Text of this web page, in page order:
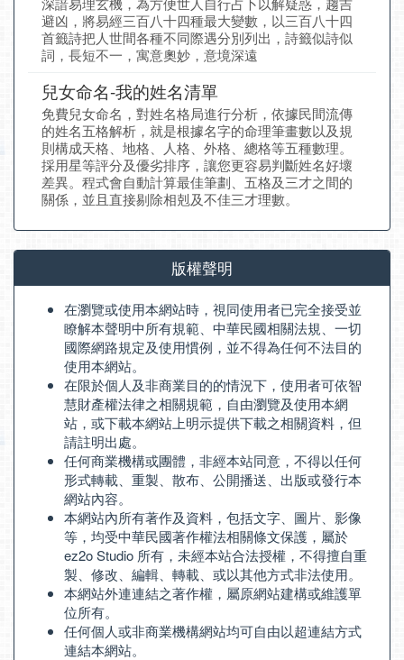
避凶，將易經三百八十四種最大變數，以三百八十四
首籤詩把人世間各種不同際遇分別列出，詩籤似詩似
詞，長短不一，寓意奧妙，意境深遠
兒女命名-我的姓名清單
免費兒女命名，對姓名格局進行分析，依據民間流傳
的姓名五格解析，就是根據名字的命理筆畫數以及規
則構成天格、地格、人格、外格、總格等五種數理。
採用星等評分及優劣排序，讓您更容易判斷姓名好壞
差異。程式會自動計算最佳筆劃、五格及三才之間的
關係，並且直接剔除相剋及不佳三才理數。
版權聲明
在瀏覽或使用本網站時，視同使用者已完全接受並
瞭解本聲明中所有規範、中華民國相關法規、一切
國際網路規定及使用慣例，並不得為任何不法目的
使用本網站。
在限於個人及非商業目的的情況下，使用者可依智
慧財產權法律之相關規範，自由瀏覽及使用本網
站，或下載本網站上明示提供下載之相關資料，但
請註明出處。
任何商業機構或團體，非經本站同意，不得以任何
形式轉載、重製、散布、公開播送、出版或發行本
網站內容。
本網站內所有著作及資料，包括文字、圖片、影像
等，均受中華民國著作權法相關條文保護，屬於
ez2o Studio 所有，未經本站合法授權，不得擅自重
製、修改、編輯、轉載、或以其他方式非法使用。
本網站外連連結之著作權，屬原網站建構或維護單
位所有。
任何個人或非商業機構網站均可自由以超連結方式
連結本網站。